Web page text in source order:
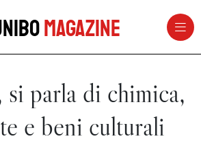
Magazine
parla di chimica,
e beni culturali